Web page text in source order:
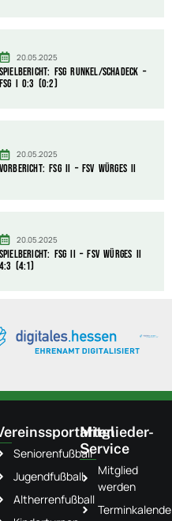
20.05.2025
Spielbericht: FSG Runkel/Schadeck –
FSG I 0:3 (0:2)
20.05.2025
Vorbericht: FSG II – FSV Würges II
20.05.2025
Spielbericht: FSG II – FSV Würges II
4:3 (4:1)
Seniorenfußball
Jugendfußball
Altherrenfußball
Mitglieder-
Service
Mitglied
werden